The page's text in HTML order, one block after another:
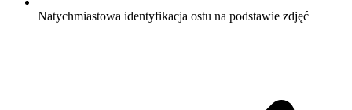
Natychmiastowa identyfikacja ostu na podstawie zdjęć